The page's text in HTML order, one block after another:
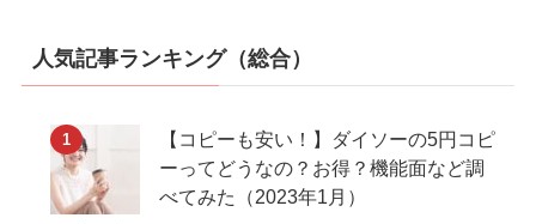
人気記事ランキング（総合）
【コピーも安い！】ダイソーの5円コピ
ーってどうなの？お得？機能面など調
べてみた（2023年1月）